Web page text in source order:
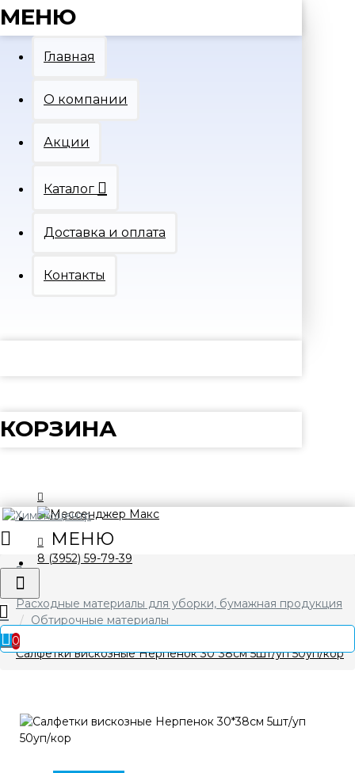
МЕНЮ
Главная
О компании
Акции
Каталог
Доставка и оплата
Контакты
КОРЗИНА
8 (3952) 59-79-39
0
Расходные материалы для уборки, бумажная продукция
Обтирочные материалы
Салфетки вискозные Нерпенок 30*38см 5шт/уп 50уп/кор